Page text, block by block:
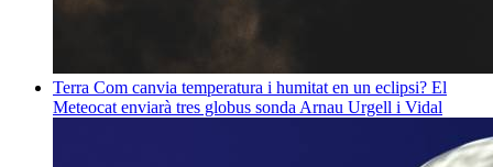
Terra Com canvia temperatura i humitat en un eclipsi? El
Meteocat enviarà tres globus sonda Arnau Urgell i Vidal